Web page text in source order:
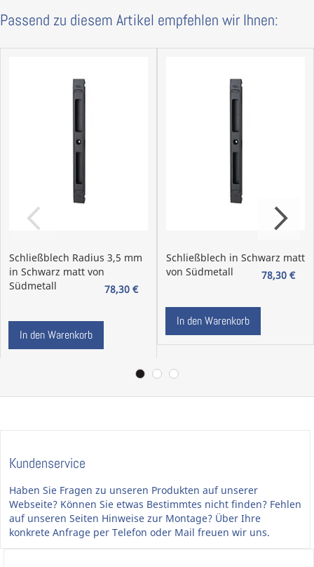
WC-Garnitur mit Riegel (Aufpreis)
Wohnungseingangsgarnitur (WE) links
Auch in Ö-Norm lieferbar
Buntbart BB (90 mm Distanz, Stift 8 mm inkl. Hülse
Hülse 8/8,5 mm)
WC/Bad (90 mm Distanz, Riegel 7 mm) (Aufpreis)
Wohnungseingangsgarnitur (WE) links (88 mm
Distanz, Stift 8 mm inkl. Hülse 8/8,5 mm) (Aufpreis)
Distanz, Stift 8 mm inkl. Hülse 8/8,5 mm) (Aufpreis)
EN 1906 Benutzerklasse 3
Benutzung durch Personen, die eher nicht sorgfältig
mit Beschlägen umgehen und von denen ein hohes
Passend zu diesem Artikel empfehlen wir Ihnen:
Schließblech Radius 3,5 mm
in Schwarz matt von
Südmetall
78,30 €
In den Warenkorb
Schließblech in Schwarz matt
von Südmetall
78,30 €
In den Warenkorb
Kundenservice
Haben Sie Fragen zu unseren Produkten auf unserer
Webseite? Können Sie etwas Bestimmtes nicht finden? Fehlen
auf unseren Seiten Hinweise zur Montage? Über Ihre
konkrete Anfrage per Telefon oder Mail freuen wir uns.